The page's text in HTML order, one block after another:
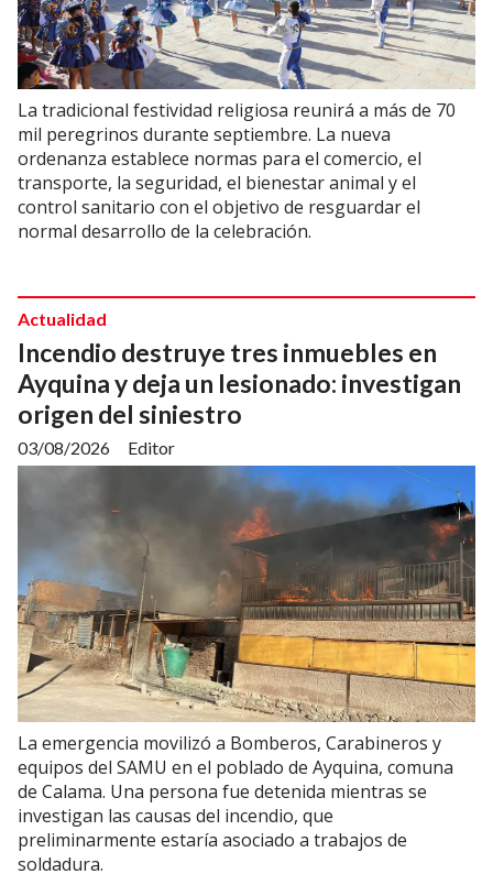
La tradicional festividad religiosa reunirá a más de 70
mil peregrinos durante septiembre. La nueva
ordenanza establece normas para el comercio, el
transporte, la seguridad, el bienestar animal y el
control sanitario con el objetivo de resguardar el
normal desarrollo de la celebración.
Incendio destruye tres inmuebles en
Ayquina y deja un lesionado: investigan
origen del siniestro
Editor
Actualidad
03/08/2026
La emergencia movilizó a Bomberos, Carabineros y
equipos del SAMU en el poblado de Ayquina, comuna
de Calama. Una persona fue detenida mientras se
investigan las causas del incendio, que
preliminarmente estaría asociado a trabajos de
soldadura.